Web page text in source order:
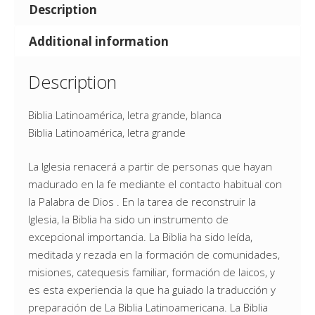
Description
Additional information
Description
Biblia Latinoamérica, letra grande, blanca
Biblia Latinoamérica, letra grande
La Iglesia renacerá a partir de personas que hayan
madurado en la fe mediante el contacto habitual con
la Palabra de Dios . En la tarea de reconstruir la
Iglesia, la Biblia ha sido un instrumento de
excepcional importancia. La Biblia ha sido leída,
meditada y rezada en la formación de comunidades,
misiones, catequesis familiar, formación de laicos, y
es esta experiencia la que ha guiado la traducción y
preparación de La Biblia Latinoamericana. La Biblia